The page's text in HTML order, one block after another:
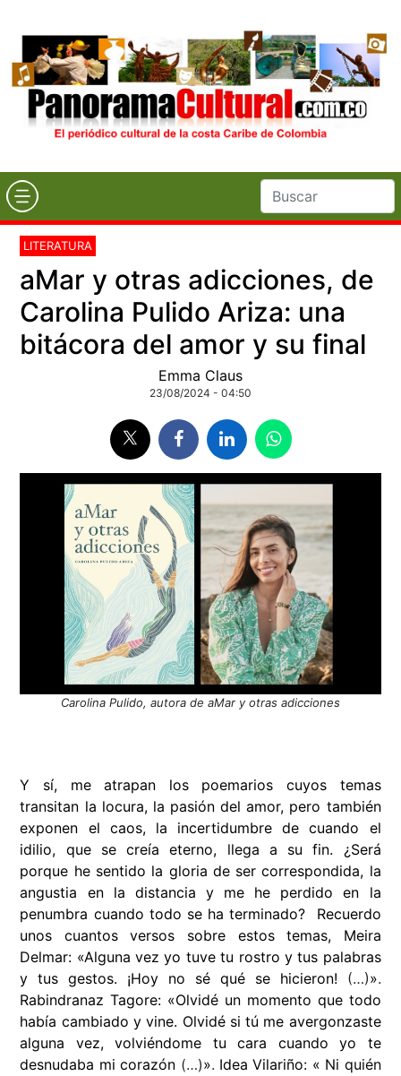
LITERATURA
aMar y otras adicciones, de
Carolina Pulido Ariza: una
bitácora del amor y su final
Emma Claus
23/08/2024 - 04:50
Carolina Pulido, autora de aMar y otras adicciones
Y sí, me atrapan los poemarios cuyos temas
transitan la locura, la pasión del amor, pero también
exponen el caos, la incertidumbre de cuando el
idilio, que se creía eterno, llega a su fin. ¿Será
porque he sentido la gloria de ser correspondida, la
angustia en la distancia y me he perdido en la
penumbra cuando todo se ha terminado? Recuerdo
unos cuantos versos sobre estos temas, Meira
Delmar: «Alguna vez yo tuve tu rostro y tus palabras
y tus gestos. ¡Hoy no sé qué se hicieron! (…)».
Rabindranaz Tagore: «Olvidé un momento que todo
había cambiado y vine. Olvidé si tú me avergonzaste
alguna vez, volviéndome tu cara cuando yo te
desnudaba mi corazón (…)». Idea Vilariño: « Ni quién